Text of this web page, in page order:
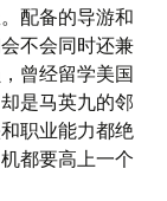
配备的导游和
不会同时还兼
曾经留学美国
是马英九的邻
职业能力都绝
都要高上一个